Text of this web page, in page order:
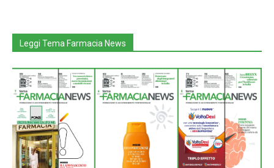
Leggi Tema Farmacia News